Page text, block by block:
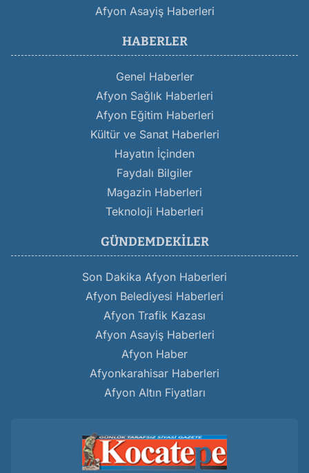
Afyon Asayiş Haberleri
HABERLER
Genel Haberler
Afyon Sağlık Haberleri
Afyon Eğitim Haberleri
Kültür ve Sanat Haberleri
Hayatın İçinden
Faydalı Bilgiler
Magazin Haberleri
Teknoloji Haberleri
GÜNDEMDEKILER
Son Dakika Afyon Haberleri
Afyon Belediyesi Haberleri
Afyon Trafik Kazası
Afyon Asayiş Haberleri
Afyon Haber
Afyonkarahisar Haberleri
Afyon Altın Fiyatları